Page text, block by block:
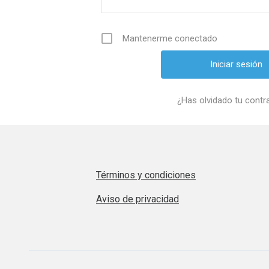
Mantenerme conectado
¿Has olvidado tu
Términos y condiciones
Aviso de privacidad